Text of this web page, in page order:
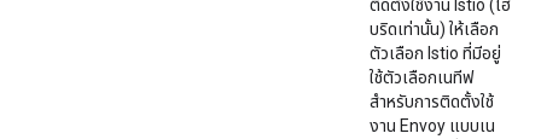
ติดตั้งใช้งาน Istio (ไฮ
บริดเท่านั้น) ให้เลือก
ตัวเลือก Istio ที่มีอยู่
ใช้ตัวเลือกเนทีฟ
สำหรับการติดตั้งใช้
งาน Envoy แบบเน